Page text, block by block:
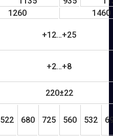
1260
1460
+12…+25
+2…+8
220±22
522 680 725 560 532